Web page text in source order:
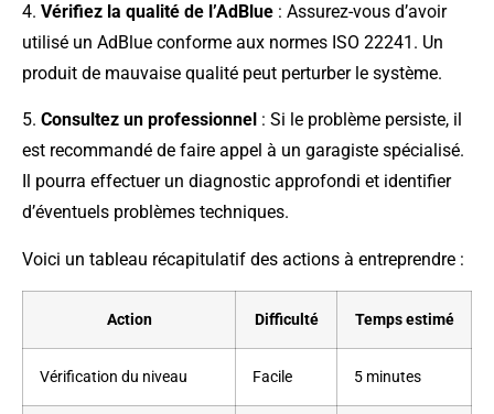
4. Vérifiez la qualité de l’AdBlue : Assurez-vous d’avoir
utilisé un AdBlue conforme aux normes ISO 22241. Un
produit de mauvaise qualité peut perturber le système.
5. Consultez un professionnel : Si le problème persiste, il
est recommandé de faire appel à un garagiste spécialisé.
Il pourra effectuer un diagnostic approfondi et identifier
d’éventuels problèmes techniques.
Voici un tableau récapitulatif des actions à entreprendre :
Action Difficulté Temps estimé
Vérification du niveau Facile 5 minutes